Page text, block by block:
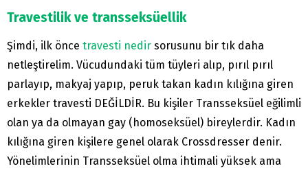
Travestilik ve transseksüellik
Şimdi, ilk önce travesti nedir sorusunu bir tık daha
netleştirelim. Vücudundaki tüm tüyleri alıp, pırıl pırıl
parlayıp, makyaj yapıp, peruk takan kadın kılığına giren
erkekler travesti DEĞİLDİR. Bu kişiler Transseksüel eğilimli
olan ya da olmayan gay (homoseksüel) bireylerdir. Kadın
kılığına giren kişilere genel olarak Crossdresser denir.
Yönelimlerinin Transseksüel olma ihtimali yüksek ama